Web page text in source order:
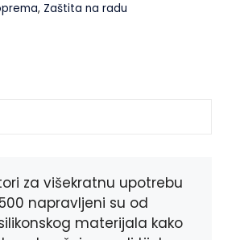
, Zaštita na radu
za višekratnu upotrebu
napravljeni su od
materijala kako